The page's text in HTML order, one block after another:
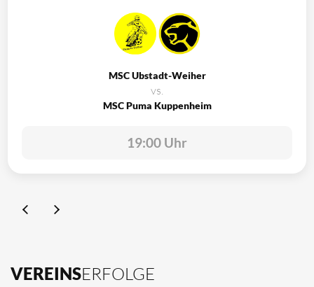
MSC Ubstadt-Weiher
vs.
MSC Puma Kuppenheim
19:00 Uhr
VEREINSERFOLGE